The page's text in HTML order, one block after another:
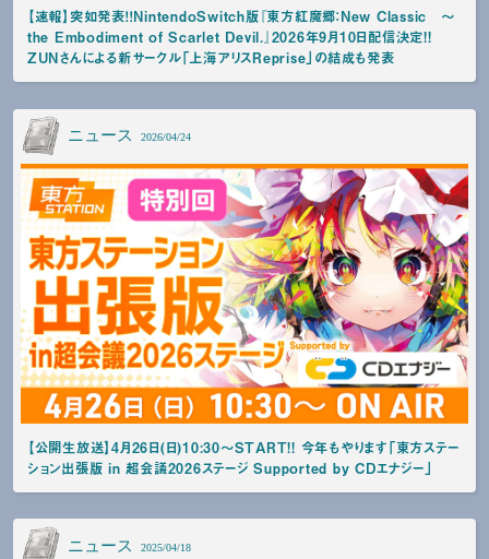
【速報】突如発表！！NintendoSwitch版『東方紅魔郷：New Classic ～
the Embodiment of Scarlet Devil.』2026年9月10日配信決定!!
ZUNさんによる新サークル「上海アリスReprise」の結成も発表
ニュース 2026/04/24
【公開生放送】4月26日(日)10:30～START!! 今年もやります「東方ステー
ション出張版 in 超会議2026ステージ Supported by CDエナジー」
ニュース 2025/04/18